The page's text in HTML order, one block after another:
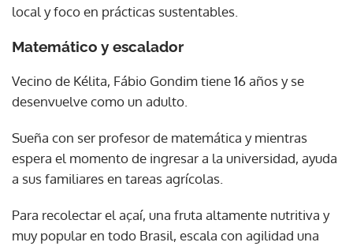
local y foco en prácticas sustentables.
Matemático y escalador
Vecino de Kélita, Fábio Gondim tiene 16 años y se
desenvuelve como un adulto.
Sueña con ser profesor de matemática y mientras
espera el momento de ingresar a la universidad, ayuda
a sus familiares en tareas agrícolas.
Para recolectar el açaí, una fruta altamente nutritiva y
muy popular en todo Brasil, escala con agilidad una